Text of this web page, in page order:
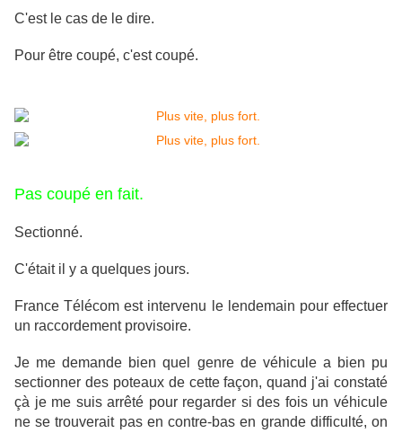
C'est le cas de le dire.
Pour être coupé, c'est coupé.
Pas coupé en fait.
Sectionné.
C'était il y a quelques jours.
France Télécom est intervenu le lendemain pour effectuer
un raccordement provisoire.
Je me demande bien quel genre de véhicule a bien pu
sectionner des poteaux de cette façon, quand j'ai constaté
çà je me suis arrêté pour regarder si des fois un véhicule
ne se trouverait pas en contre-bas en grande difficulté, on